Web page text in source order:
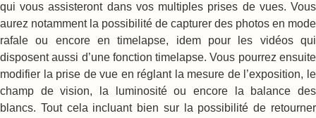
qui vous assisteront dans vos multiples prises de vues. Vous
aurez notamment la possibilité de capturer des photos en mode
rafale ou encore en timelapse, idem pour les vidéos qui
disposent aussi d’une fonction timelapse. Vous pourrez ensuite
modifier la prise de vue en réglant la mesure de l’exposition, le
champ de vision, la luminosité ou encore la balance des
blancs. Tout cela incluant bien sur la possibilité de retourner